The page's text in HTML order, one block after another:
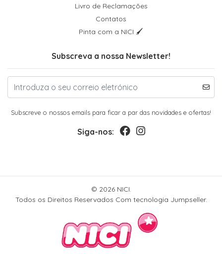
Livro de Reclamações
Contatos
Pinta com a NICI 🖌
Subscreva a nossa Newsletter!
Subscreve o nossos emails para ficar a par das novidades e ofertas!
Siga-nos:
© 2026 NICI.
Todos os Direitos Reservados Com tecnologia Jumpseller.